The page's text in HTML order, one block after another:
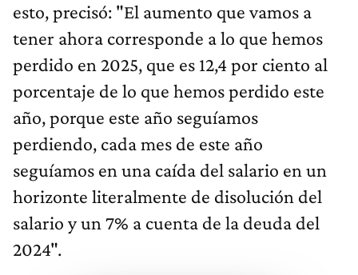
esto, precisó: "El aumento que vamos a
tener ahora corresponde a lo que hemos
perdido en 2025, que es 12,4 por ciento al
porcentaje de lo que hemos perdido este
año, porque este año seguíamos
perdiendo, cada mes de este año
seguíamos en una caída del salario en un
horizonte literalmente de disolución del
salario y un 7% a cuenta de la deuda del
2024".